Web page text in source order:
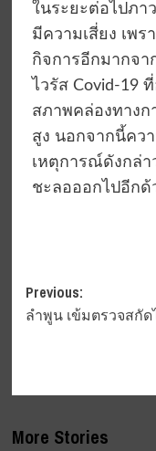
ในระยะต่อไปภา
มีความเสี่ยง เพ
กิจการอีกมากจา
ไวรัส Covid-19
สภาพคล่องทางก
สูง นอกจากนี้คว
เหตุการณ์ดังกล่า
ชะลอออกไปอีกด้
Post
navigation
Previous:
ลำพูน เข้มตรวจสกั
More Stories